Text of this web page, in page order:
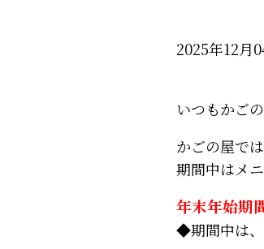
2025年12月
いつもかご
かごの屋で
期間中はメ
年末年始期
◆期間中は